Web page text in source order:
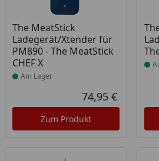
The MeatStick
Ladegerät/Xtender für
PM890 - The MeatStick
CHEF X
Produkt am Lager
Am Lager
Aktueller
74,95 €
Zum Produkt